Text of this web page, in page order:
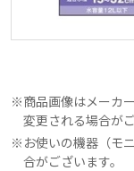
商品画像はメーカ
変更される場合が
お使いの機器（モ
合がございます。